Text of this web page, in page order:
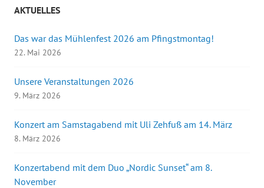
AKTUELLES
Das war das Mühlenfest 2026 am Pfingstmontag!
22. Mai 2026
Unsere Veranstaltungen 2026
9. März 2026
Konzert am Samstagabend mit Uli Zehfuß am 14. März
8. März 2026
Konzertabend mit dem Duo „Nordic Sunset“ am 8.
November